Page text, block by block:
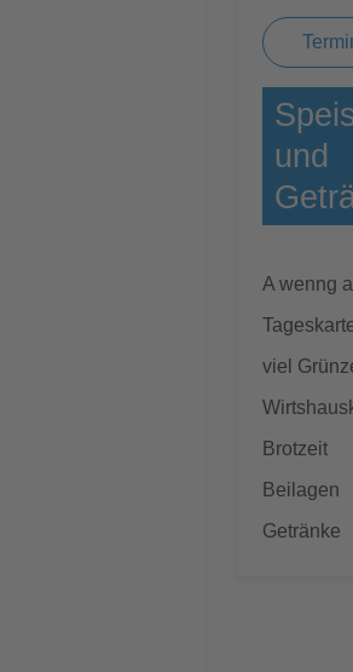
und
A wenng
viel
Brotzeit
Beilagen
Getränke